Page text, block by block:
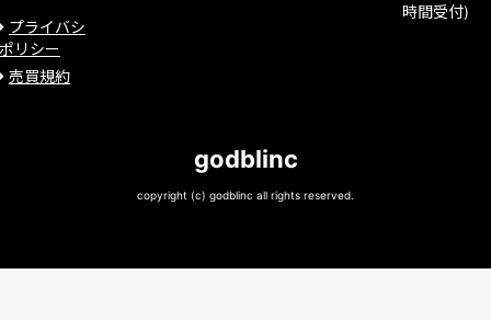
プライバシ
リシー
売買規約
時間受付)
godblinc
copyright (c) godblinc all rights reserved.